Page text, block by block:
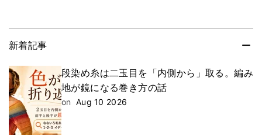
新着記事
段染め糸は二玉目を「内側から」取る。編み
地が鏡になる巻き方の話
on Aug 10 2026